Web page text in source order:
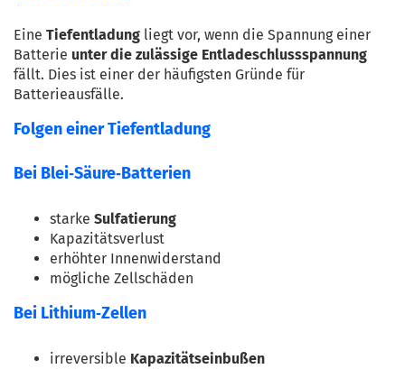
Eine Tiefentladung liegt vor, wenn die Spannung einer
Batterie unter die zulässige Entladeschlussspannung
fällt. Dies ist einer der häufigsten Gründe für
Batterieausfälle.
Folgen einer Tiefentladung
Bei Blei‑Säure‑Batterien
starke Sulfatierung
Kapazitätsverlust
erhöhter Innenwiderstand
mögliche Zellschäden
Bei Lithium‑Zellen
irreversible Kapazitätseinbußen